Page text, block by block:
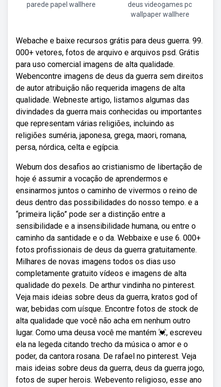
parede papel wallhere
deus videogames pc
wallpaper wallhere
Webache e baixe recursos grátis para deus guerra. 99.
000+ vetores, fotos de arquivo e arquivos psd. Grátis
para uso comercial imagens de alta qualidade.
Webencontre imagens de deus da guerra sem direitos
de autor atribuição não requerida imagens de alta
qualidade. Webneste artigo, listamos algumas das
divindades da guerra mais conhecidas ou importantes
que representam várias religiões, incluindo as
religiões suméria, japonesa, grega, maori, romana,
persa, nórdica, celta e egípcia.
Webum dos desafios ao cristianismo de libertação de
hoje é assumir a vocação de aprendermos e
ensinarmos juntos o caminho de vivermos o reino de
deus dentro das possibilidades do nosso tempo. e a
“primeira lição” pode ser a distinção entre a
sensibilidade e a insensibilidade humana, ou entre o
caminho da santidade e o da. Webbaixe e use 6. 000+
fotos profissionais de deus da guerra gratuitamente.
Milhares de novas imagens todos os dias uso
completamente gratuito vídeos e imagens de alta
qualidade do pexels. De arthur vindinha no pinterest.
Veja mais ideias sobre deus da guerra, kratos god of
war, bebidas com uísque. Encontre fotos de stock de
alta qualidade que você não acha em nenhum outro
lugar. Como uma deusa você me mantém 💓, escreveu
ela na legeda citando trecho da música o amor e o
poder, da cantora rosana. De rafael no pinterest. Veja
mais ideias sobre deus da guerra, deus da guerra jogo,
fotos de super herois. Webevento religioso, esse ano